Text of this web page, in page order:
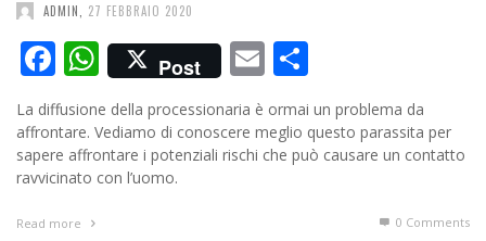
ADMIN 27 FEBBRAIO 2020
Facebook
WhatsApp
Post Email
La diffusione della processionaria è ormai un problema da
affrontare. Vediamo di conoscere meglio questo parassita per
sapere affrontare i potenziali rischi che può causare un contatto
ravvicinato con l’uomo.
Read more 0 Comments